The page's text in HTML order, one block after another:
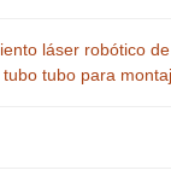
láser robótico
tubo para